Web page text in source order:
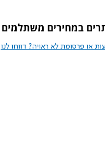
במחירים משתלמים
או פרסומת לא ראויה? דווחו לנו